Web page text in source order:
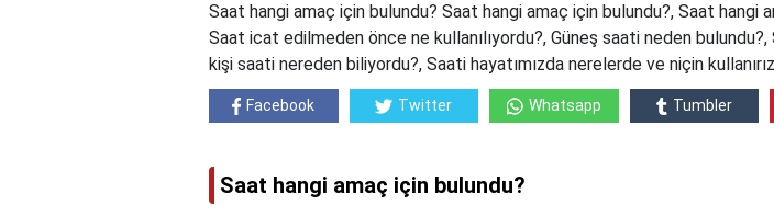
Saat hangi amaç için bulundu? Saat hangi amaç için bulundu?, Saat hangi
Saat icat edilmeden önce ne kullanılıyordu?, Güneş saati neden
kişi saati nereden biliyordu?, Saati hayatımızda nerelerde ve niçin
Facebook Twitter Whatsapp Tumbler
Saat hangi amaç için bulundu?